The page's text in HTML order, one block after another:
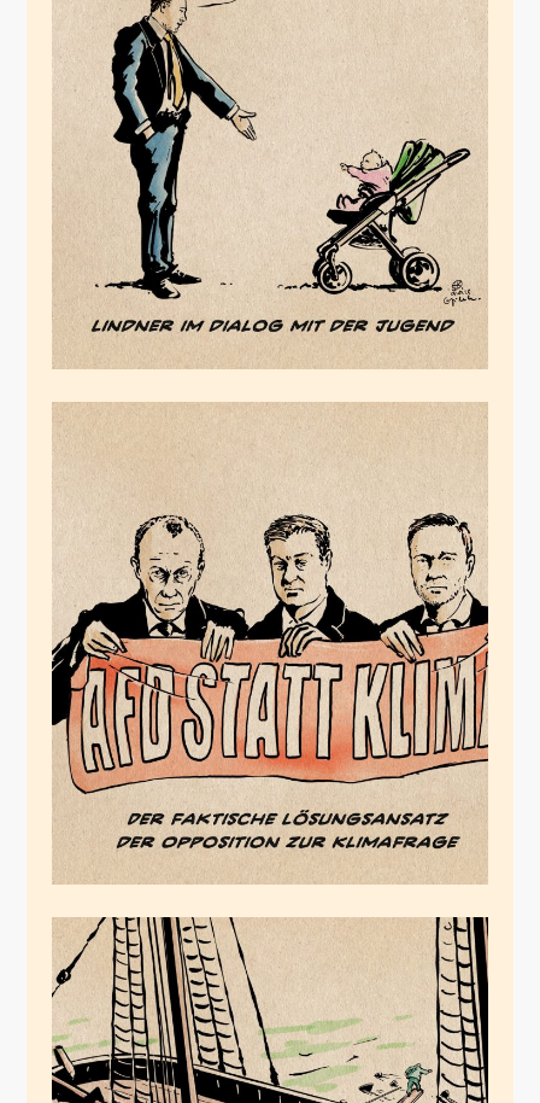
Keingrundsicherungschristian
Juli 3, 2023
Morgenluft
Mai 31, 2023
Neulich auf der